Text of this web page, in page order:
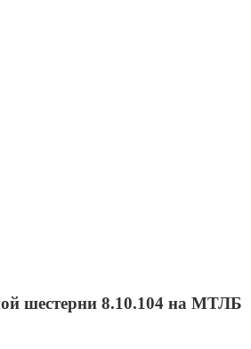
шестерни 8.10.104 на МТЛБ